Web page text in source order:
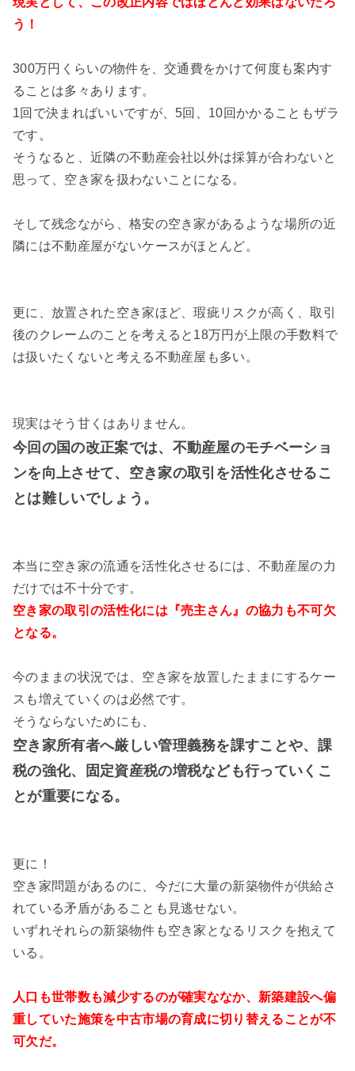
う！
300万円くらいの物件を、交通費をかけて何度も案内す
ることは多々あります。
1回で決まればいいですが、5回、10回かかることもザラ
です。
そうなると、近隣の不動産会社以外は採算が合わないと
思って、空き家を扱わないことになる。
そして残念ながら、格安の空き家があるような場所の近
隣には不動産屋がないケースがほとんど。
更に、放置された空き家ほど、瑕疵リスクが高く、取引
後のクレームのことを考えると18万円が上限の手数料で
は扱いたくないと考える不動産屋も多い。
現実はそう甘くはありません。
今回の国の改正案では、不動産屋のモチベーショ
ンを向上させて、空き家の取引を活性化させるこ
とは難しいでしょう。
本当に空き家の流通を活性化させるには、不動産屋の力
だけでは不十分です。
空き家の取引の活性化には『売主さん』の協力も不可欠
となる。
今のままの状況では、空き家を放置したままにするケー
スも増えていくのは必然です。
そうならないためにも、
空き家所有者へ厳しい管理義務を課すことや、課
税の強化、固定資産税の増税なども行っていくこ
とが重要になる。
更に！
空き家問題があるのに、今だに大量の新築物件が供給さ
れている矛盾があることも見逃せない。
いずれそれらの新築物件も空き家となるリスクを抱えて
いる。
人口も世帯数も減少するのが確実ななか、新築建設へ偏
重していた施策を中古市場の育成に切り替えることが不
可欠だ。